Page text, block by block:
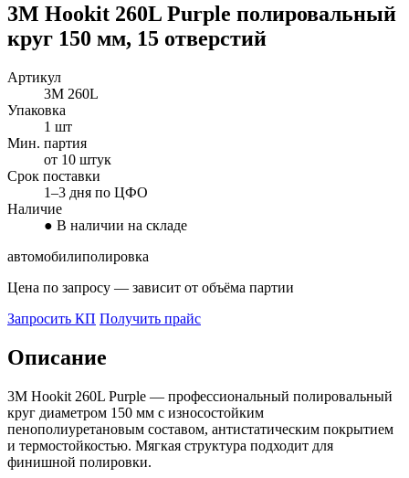
3M Hookit 260L Purple полировальный
круг 150 мм, 15 отверстий
Артикул
3M 260L
Упаковка
1 шт
Мин. партия
от 10 штук
Срок поставки
1–3 дня по ЦФО
Наличие
● В наличии на складе
автомобилиполировка
Цена по запросу — зависит от объёма партии
Запросить КП Получить прайс
Описание
3M Hookit 260L Purple — профессиональный полировальный
круг диаметром 150 мм с износостойким
пенополиуретановым составом, антистатическим покрытием
и термостойкостью. Мягкая структура подходит для
финишной полировки.